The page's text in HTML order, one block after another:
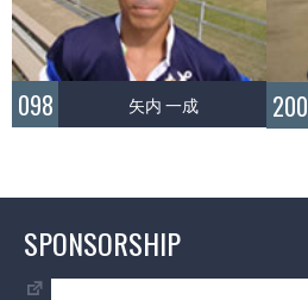
098 矢内 一成 200
SPONSORSHIP